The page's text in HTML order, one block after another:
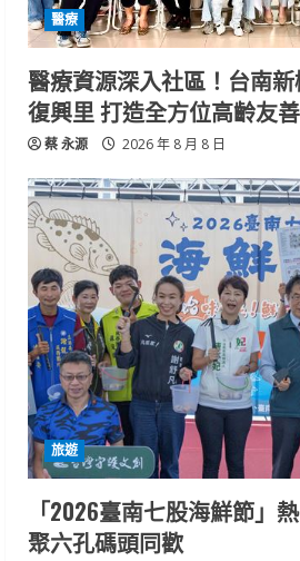
醫療
醫療資源深入社區！台南
復興里 打造全方位高齡友
蔡 永源 2026 年 8 月 8 日
旅遊
「2026臺南七股海鮮節」
聚六孔碼頭同歡